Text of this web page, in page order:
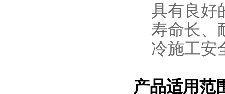
具有良好
寿命长、
冷施工安
产品适用范